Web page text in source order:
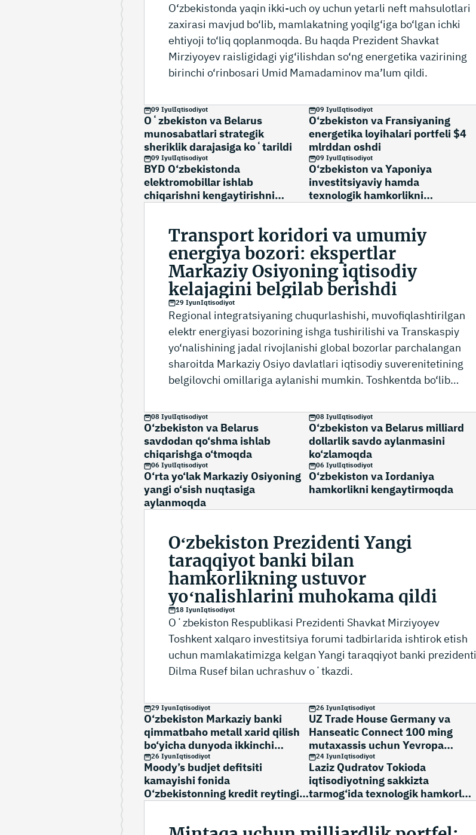
O‘zbekistonda yaqin ikki-uch oy uchun yetarli neft mahsulotlari
zaxirasi mavjud bo‘lib, mamlakatning yoqilg‘iga bo‘lgan ichki
ehtiyoji to‘liq qoplanmoqda. Bu haqda Prezident Shavkat
Mirziyoyev raisligidagi yig‘ilishdan so‘ng energetika vazirining
birinchi o‘rinbosari Umid Mamadaminov ma’lum qildi.
09 IyulIqtisodiyot
Oʻzbekiston va Belarus
munosabatlari strategik
sheriklik darajasiga koʻtarildi
09 IyulIqtisodiyot
O‘zbekiston va Fransiyaning
energetika loyihalari portfeli $4
mlrddan oshdi
09 IyulIqtisodiyot
BYD O‘zbekistonda
elektromobillar ishlab
chiqarishni kengaytirishni
09 IyulIqtisodiyot
O‘zbekiston va Yaponiya
investitsiyaviy hamda
texnologik hamkorlikni
Transport koridori va umumiy
energiya bozori: ekspertlar
Markaziy Osiyoning iqtisodiy
kelajagini belgilab berishdi
29 IyunIqtisodiyot
Regional integratsiyaning chuqurlashishi, muvofiqlashtirilgan
elektr energiyasi bozorining ishga tushirilishi va Transkaspiy
yo‘nalishining jadal rivojlanishi global bozorlar parchalangan
sharoitda Markaziy Osiyo davlatlari iqtisodiy suverenitetining
belgilovchi omillariga aylanishi mumkin. Toshkentda bo‘lib
munozarasida yetakchi siyosatchilar va jahon moliyaviy
institutlari vakillari mintaqaning geografik joylashuvini uning
asosiy raqobatbardosh ustunligiga aylantirish bo‘yicha strategik
qadamlarni muhokama qildilar. Munozarada O‘zbekiston,
Tojikiston, Polsha, Shveytsariya, Lixtenshteynning tegishli
vazirliklari rahbarlari, shuningdek, Jahon banki va Xalqaro
moliya korporatsiyasi (IFC) yuqori rahbariyati ishtirok etdi.
08 IyulIqtisodiyot
O‘zbekiston va Belarus
savdodan qo‘shma ishlab
chiqarishga o‘tmoqda
08 IyulIqtisodiyot
O‘zbekiston va Belarus milliard
dollarlik savdo aylanmasini
ko‘zlamoqda
06 IyulIqtisodiyot
O‘rta yo‘lak Markaziy Osiyoning
yangi o‘sish nuqtasiga
aylanmoqda
06 IyulIqtisodiyot
O‘zbekiston va Iordaniya
hamkorlikni kengaytirmoqda
Oʻzbekiston Prezidenti Yangi
taraqqiyot banki bilan
hamkorlikning ustuvor
yoʻnalishlarini muhokama qildi
18 IyunIqtisodiyot
Oʻzbekiston Respublikasi Prezidenti Shavkat Mirziyoyev
Toshkent xalqaro investitsiya forumi tadbirlarida ishtirok etish
uchun mamlakatimizga kelgan Yangi taraqqiyot banki prezidenti
Dilma Rusef bilan uchrashuv oʻtkazdi.
29 IyunIqtisodiyot
O‘zbekiston Markaziy banki
qimmatbaho metall xarid qilish
bo‘yicha dunyoda ikkinchi
o‘ringa chiqdi
26 IyunIqtisodiyot
UZ Trade House Germany va
Hanseatic Connect 100 ming
mutaxassis uchun Yevropa
bozorini ochadi
26 IyunIqtisodiyot
Moody’s budjet defitsiti
kamayishi fonida
O‘zbekistonning kredit reytingini
24 IyunIqtisodiyot
Laziz Qudratov Tokioda
iqtisodiyotning sakkizta
tarmog‘ida texnologik hamkorlik